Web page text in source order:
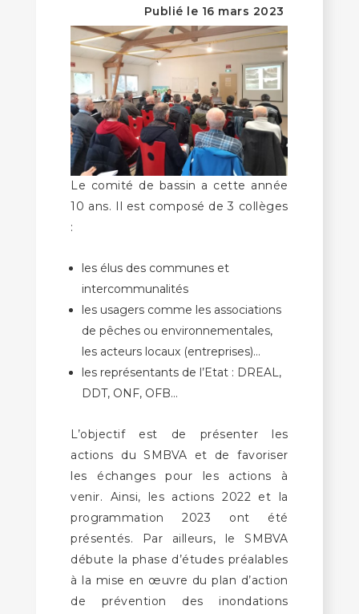
Publié le 16 mars 2023
Le comité de bassin a cette année
10 ans. Il est composé de 3 collèges
:
les élus des communes et
intercommunalités
les usagers comme les associations
de pêches ou environnementales,
les acteurs locaux (entreprises)…
les représentants de l’Etat : DREAL,
DDT, ONF, OFB…
L’objectif est de présenter les
actions du SMBVA et de favoriser
les échanges pour les actions à
venir. Ainsi, les actions 2022 et la
programmation 2023 ont été
présentés. Par ailleurs, le SMBVA
débute la phase d’études préalables
à la mise en œuvre du plan d’action
de prévention des inondations